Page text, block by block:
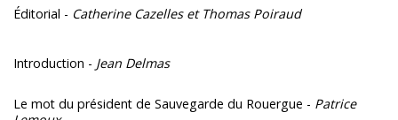
Éditorial - Catherine Cazelles et Thomas Poiraud
Introduction - Jean Delmas
Le mot du président de Sauvegarde du Rouergue - Patrice